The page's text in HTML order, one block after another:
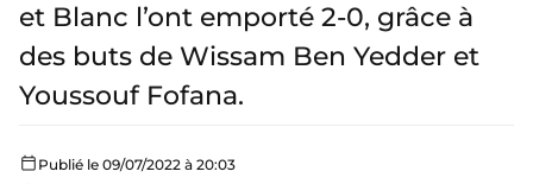
et Blanc l’ont emporté 2-0, grâce à
des buts de Wissam Ben Yedder et
Youssouf Fofana.
Publié le 09/07/2022 à 20:03